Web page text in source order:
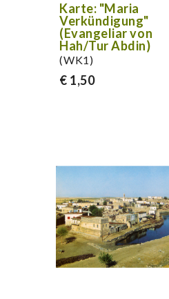
Karte: "Maria
Verkündigung"
(Evangeliar von
Hah/Tur Abdin)
(WK1)
€ 1,50